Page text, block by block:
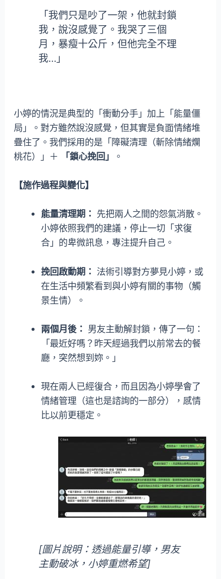
「我們只是吵了一架，他就封鎖
我，說沒感覺了。我哭了三個
月，暴瘦十公斤，但他完全不理
我…」
小婷的情況是典型的「衝動分手」加上「能量僵
局」。對方雖然說沒感覺，但其實是負面情緒堆
疊住了。我們採用的是「障礙清理（斬除情緒爛
桃花）」＋
「鎖心挽回」 。
【施作過程與變化】
能量清理期： 先把兩人之間的怨氣消散。
小婷依照我們的建議，停止一切「求復
合」的卑微訊息，專注提升自己。
挽回啟動期： 法術引導對方夢見小婷，或
在生活中頻繁看到與小婷有關的事物（觸
景生情）。
兩個月後： 男友主動解封鎖，傳了一句：
「最近好嗎？昨天經過我們以前常去的餐
廳，突然想到妳。」
現在兩人已經復合，而且因為小婷學會了
情緒管理（這也是諮詢的一部分），感情
比以前更穩定。
[圖片說明：透過能量引導，男友
主動破冰，小婷重燃希望]